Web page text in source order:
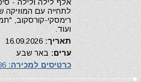
אלף לילה ולילה -
לתחייה עם
רימסקי-קורסקוב,
ועוד.
תאריך:
ערים: באר שבע
כרטיסים למכירה: